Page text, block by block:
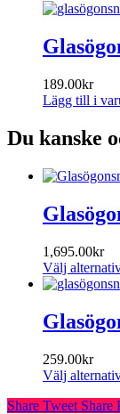
189.00kr
Lägg till i
Du kanske
1,695.00kr
Välj
259.00kr
Välj
Share Tweet Share